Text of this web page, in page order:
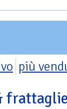
più